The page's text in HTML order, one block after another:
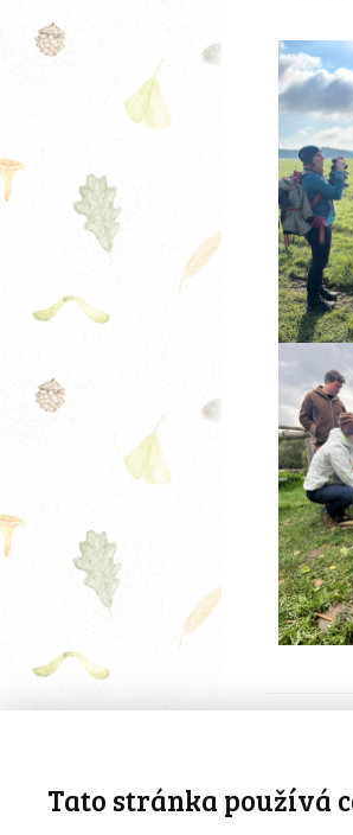
Tato stránka používá